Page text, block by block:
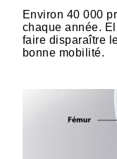
Environ 40 000
chaque année.
faire disparaître
bonne mobilité.